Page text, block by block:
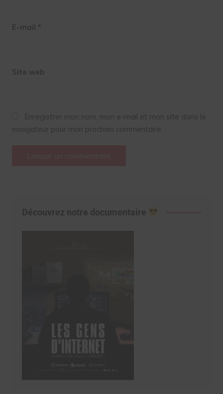
E-mail *
Site web
Enregistrer mon nom, mon e-mail et mon site dans le
navigateur pour mon prochain commentaire.
Découvrez notre documentaire